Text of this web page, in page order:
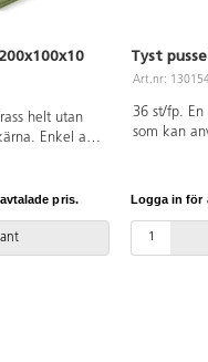
helt utan
Enkel att
trasa. Av
3031
ej, köpes på
pris.
Tyst
Art.nr:
36 st/fp.
som kan
Logga in för